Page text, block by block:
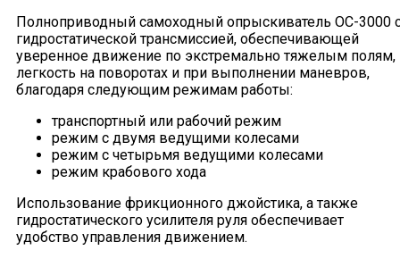
Полноприводный самоходный опрыскиватель ОС-3000
гидростатической трансмиссией, обеспечивающей
уверенное движение по экстремально тяжелым полям,
легкость на поворотах и при выполнении маневров,
благодаря следующим режимам работы:
транспортный или рабочий режим
режим с двумя ведущими колесами
режим с четырьмя ведущими колесами
режим крабового хода
Использование фрикционного джойстика, а также
гидростатического усилителя руля обеспечивает
удобство управления движением.